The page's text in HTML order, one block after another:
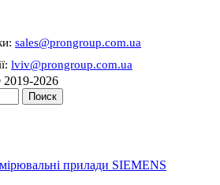
sales@prongroup.com.ua
lviv@prongroup.com.ua
2026
Поиск